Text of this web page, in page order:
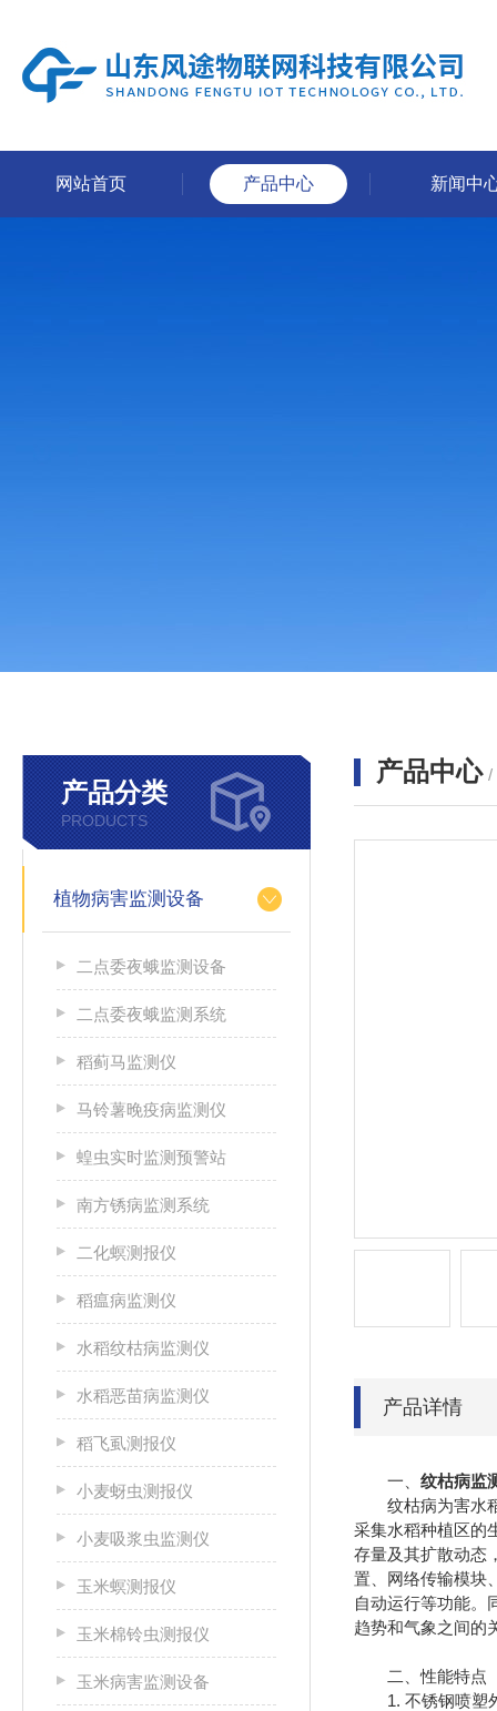
网站首页 产品中心 新闻中
产品分类
PRODUCTS
植物病害监测设备
二点委夜蛾监测设备
二点委夜蛾监测系统
稻蓟马监测仪
马铃薯晚疫病监测仪
蝗虫实时监测预警站
南方锈病监测系统
二化螟测报仪
稻瘟病监测仪
水稻纹枯病监测仪
水稻恶苗病监测仪
稻飞虱测报仪
小麦蚜虫测报仪
小麦吸浆虫监测仪
玉米螟测报仪
玉米棉铃虫测报仪
玉米病害监测设备
产品中心 /
产品详情
一、 纹枯病监
纹枯病为害水稻
采集水稻种植区的
存量及其扩散动态
置、网络传输模块
自动运行等功能。
趋势和气象之间的
二、性能特点
1. 不锈钢喷塑外